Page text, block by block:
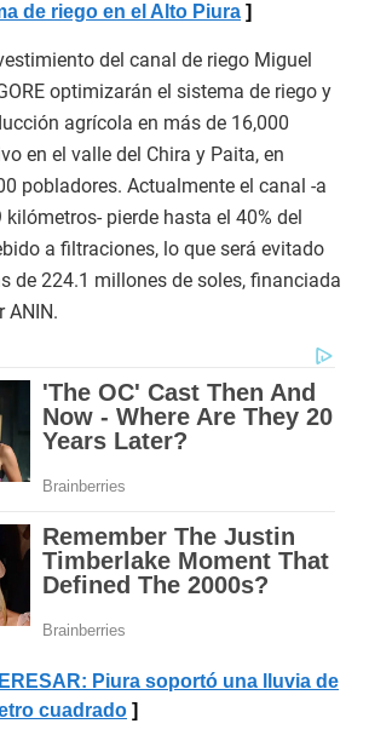
de riego en el Alto Piura
del canal de riego Miguel
optimizarán el sistema de riego y
agrícola en más de 16,000
en el valle del Chira y Paita, en
pobladores. Actualmente el canal -a
kilómetros- pierde hasta el 40% del
a filtraciones, lo que será evitado
de 224.1 millones de soles, financiada
ANIN.
Piura soportó una lluvia de
cuadrado